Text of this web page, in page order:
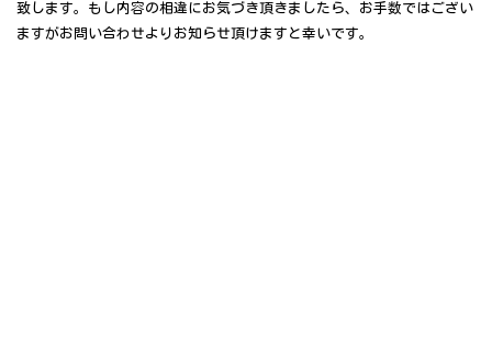
致します。もし内容の相違にお気づき頂きましたら、お手数ではござい
ますがお問い合わせよりお知らせ頂けますと幸いです。